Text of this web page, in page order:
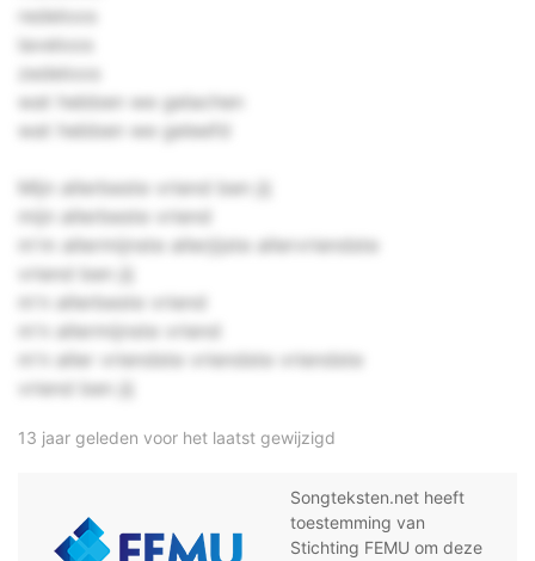
redeloos
laveloos
zedeloos
wat hebben we gelachen
wat hebben we geleefd
Mijn allerbeste vriend ben jij
mijn allerbeste vriend
m'm allermijnste allerjijste allervriendste
vriend ben jij
m'n allerbeste vriend
m'n allermijnste vriend
m'n aller vriendste vriendste vriendste
vriend ben jij
13 jaar geleden voor het laatst gewijzigd
Songteksten.net heeft
toestemming van
Stichting FEMU om deze